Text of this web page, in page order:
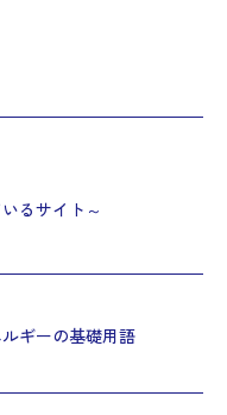
るサイト～
ギーの基礎用語